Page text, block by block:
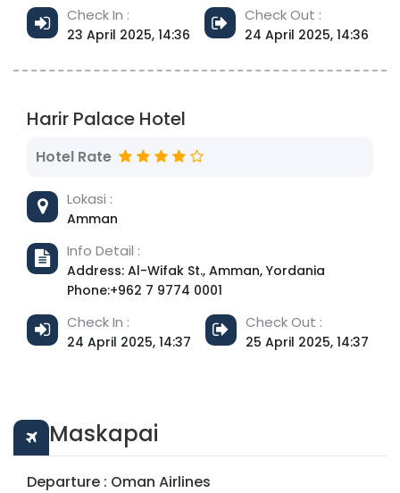
Di sini, Anda bisa menikmati pemandangan
gurun yang memukau dan ikut serta dalam
memberikan pengalaman autentik yang
menawarkan ketenangan yang dikelilingi oleh
Check In :
23 April 2025, 14:36
Check Out :
24 April 2025, 14:36
Harir Palace Hotel
Hotel Rate
Lokasi :
Amman
Info Detail :
Address: Al-Wifak St., Amman, Yordania
Phone:+962 7 9774 0001
Check In :
24 April 2025, 14:37
Check Out :
25 April 2025, 14:37
Maskapai
Departure : Oman Airlines